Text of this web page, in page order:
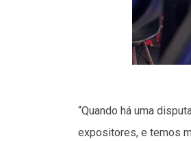
“Quando há uma
expositores, e temos